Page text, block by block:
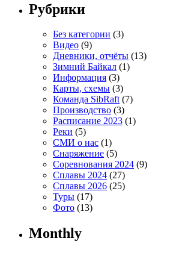
Рубрики
Без категории (3)
Видео (9)
Дневники, отчёты (13)
Зимний Байкал (1)
Информация (3)
Карты, схемы (3)
Команда SibRaft(7)
Производство (3)
Расписание 2023 (1)
Реки (5)
СМИ о нас (1)
Снаряжение (5)
Соревнования 2024 (9)
Сплавы 2024 (27)
Сплавы 2026 (25)
Туры (17)
Фото (13)
Monthly